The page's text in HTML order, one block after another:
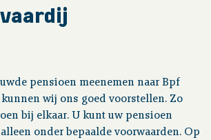
pensioen meenemen naar Bpf
wij ons goed voorstellen. Zo
bij elkaar. U kunt uw pensioen
onder bepaalde voorwaarden. Op